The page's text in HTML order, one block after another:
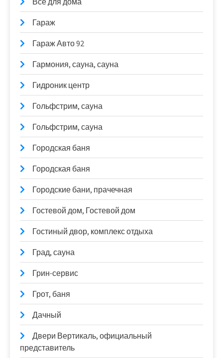
Гараж
Гараж Авто 92
Гармония, сауна, сауна
Гидроник центр
Гольфстрим, сауна
Гольфстрим, сауна
Городская баня
Городская баня
Городские бани, прачечная
Гостевой дом, Гостевой дом
Гостиный двор, комплекс отдыха
Град, сауна
Грин-сервис
Грот, баня
Дачный
Двери Вертикаль, официальный
представитель